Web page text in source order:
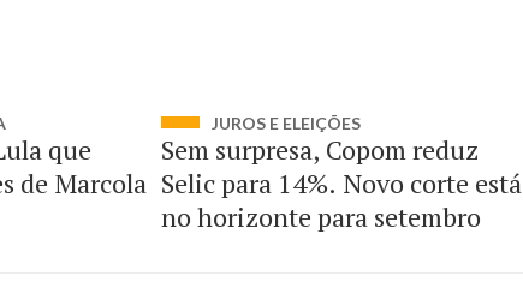
que
de Marcola
JUROS E ELEIÇÕES
Sem surpresa, Copom reduz
Selic para 14%. Novo corte está
no horizonte para setembro